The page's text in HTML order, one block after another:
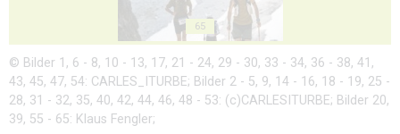
65
© Bilder 1, 6 - 8, 10 - 13, 17, 21 - 24, 29 - 30, 33 - 34, 36 - 38, 41,
43, 45, 47, 54: CARLES_ITURBE; Bilder 2 - 5, 9, 14 - 16, 18 - 19, 25 -
28, 31 - 32, 35, 40, 42, 44, 46, 48 - 53: (c)CARLESITURBE; Bilder 20,
39, 55 - 65: Klaus Fengler;